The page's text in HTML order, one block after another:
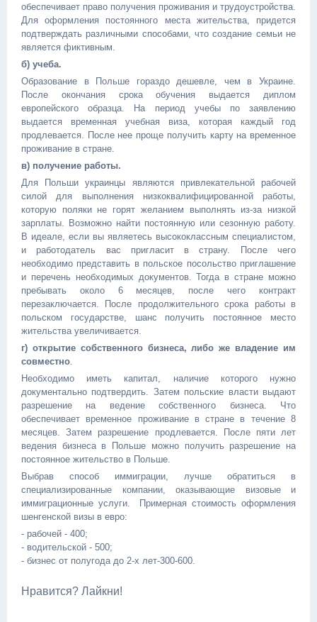
обеспечивает право получения проживания и трудоустройства.
Для оформления постоянного места жительства, придется
подтверждать различными способами, что создание семьи не
является фиктивным.
б) учеба.
Образование в Польше гораздо дешевле, чем в Украине.
После окончания срока обучения выдается диплом
европейского образца. На период учебы по заявлению
выдается временная учебная виза, которая каждый год
продлевается. После нее проще получить карту на временное
проживание в стране.
в) получение работы.
Для Польши украинцы являются привлекательной рабочей
силой для выполнения низкоквалифицированной работы,
которую поляки не горят желанием выполнять из-за низкой
зарплаты. Возможно найти постоянную или сезонную работу.
В идеале, если вы являетесь высококлассным специалистом,
и работодатель вас пригласит в страну. После чего
необходимо представить в польское посольство приглашение
и перечень необходимых документов. Тогда в стране можно
пребывать около 6 месяцев, после чего контракт
перезаключается. После продолжительного срока работы в
польском государстве, шанс получить постоянное место
жительства увеличивается.
г) открытие собственного бизнеса, либо же владение им
совместно
Необходимо иметь капитал, наличие которого нужно
документально подтвердить. Затем польские власти выдают
разрешение на ведение собственного бизнеса. Что
обеспечивает временное проживание в стране в течение 8
месяцев. Затем разрешение продлевается. После пяти лет
ведения бизнеса в Польше можно получить разрешение на
постоянное жительство в Польше.
Выбрав способ иммиграции, лучше обратиться в
специализированные компании, оказывающие визовые и
иммиграционные услуги. Примерная стоимость оформления
шенгенской визы в евро:
- рабочей - 400;
- водительской - 500;
- бизнес от полугода до 2-х лет-300-600.
Нравится? Лайкни!